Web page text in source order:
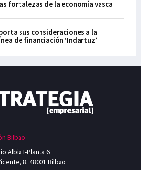
fortalezas de la economía vasca
sus consideraciones a la
de financiación ‘Indartuz’
Bilbao
Albia I-Planta 6
8. 48001 Bilbao